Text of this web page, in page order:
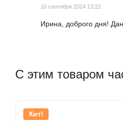
10 сентября 2024 13:22
Ирина, доброго дня!
С этим товаром
Хит!